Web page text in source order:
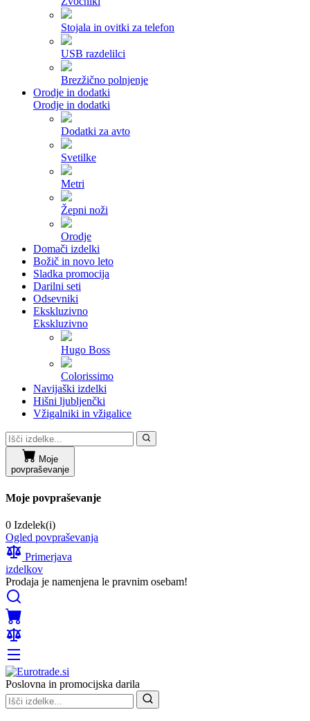
Stojala in ovitki za telefon
USB razdelilci
Brezžično polnjenje
Orodje in dodatki
Orodje in dodatki
Dodatki za avto
Svetilke
Metri
Žepni noži
Orodje
Domači izdelki
Božič in novo leto
Sladka promocija
Darilni seti
Odsevniki
Ekskluzivno
Ekskluzivno
Hugo Boss
Colorissimo
Navijaški izdelki
Hišni ljubljenčki
Vžigalniki in vžigalice
Moje
povpraševanje
Moje povpraševanje
0 Izdelek(i)
Ogled povpraševanja
Primerjava
izdelkov
Prodaja je namenjena le pravnim osebam!
Poslovna in promocijska darila